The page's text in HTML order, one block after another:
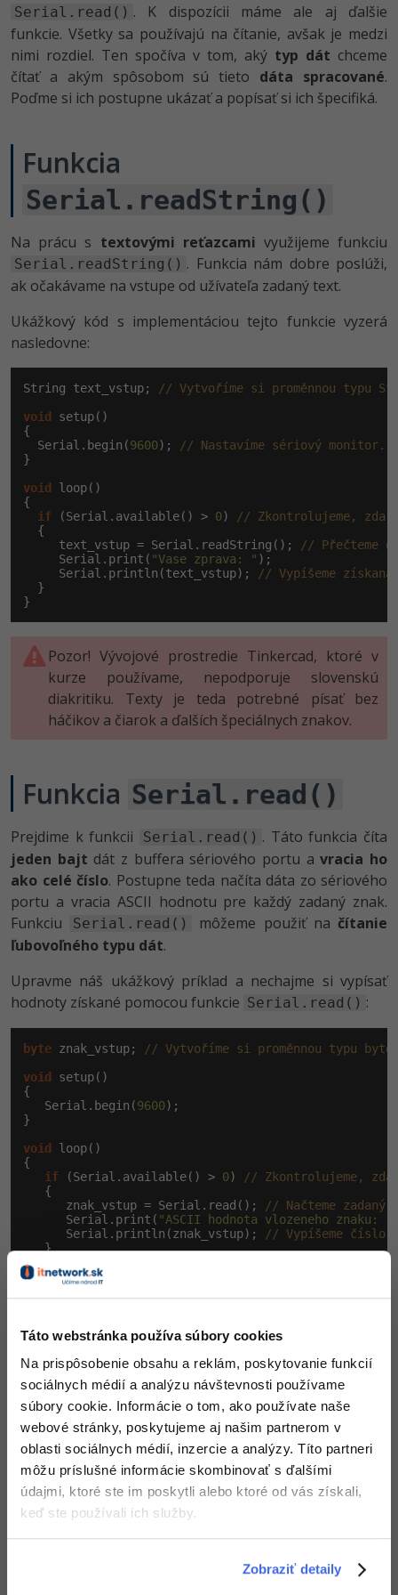
Táto webstránka používa súbory cookies
Na prispôsobenie obsahu a reklám, poskytovanie funkcií
sociálnych médií a analýzu návštevnosti používame
súbory cookie. Informácie o tom, ako používate naše
webové stránky, poskytujeme aj našim partnerom v
oblasti sociálnych médií, inzercie a analýzy. Títo partneri
môžu príslušné informácie skombinovať s ďalšími
údajmi, ktoré ste im poskytli alebo ktoré od vás získali,
keď ste používali ich služby.
Zobraziť detaily
Serial.read() . K dispozícii máme ale aj ďalšie
funkcie. Všetky sa používajú na čítanie, avšak je medzi
nimi rozdiel. Ten spočíva v tom, aký typ dát chceme
čítať a akým spôsobom sú tieto dáta spracované.
Poďme si ich postupne ukázať a popísať si ich špecifiká.
Funkcia
Serial.readString()
Na prácu s textovými reťazcami využijeme funkciu
Serial.readString() . Funkcia nám dobre poslúži,
ak očakávame na vstupe od užívateľa zadaný text.
Ukážkový kód s implementáciou tejto funkcie vyzerá
nasledovne:
String text_vstup;
// Vytvoříme si proměnnou typu
void
setup()
{
  Serial.begin(
9600);
// Nastavíme sériový monitor.
}
void
loop()
{
if (Serial.available() > 0)
// Zkontrolujeme, zda
  {
     text_vstup = Serial.readString();
// Přečteme
     Serial.print(
"Vase zprava: " );
     Serial.println(text_vstup);
// Vypíšeme
  }
}
Pozor! Vývojové prostredie Tinkercad, ktoré v
kurze používame, nepodporuje slovenskú
diakritiku. Texty je teda potrebné písať bez
háčikov a čiarok a ďalších špeciálnych znakov.
Funkcia Serial.read()
Prejdime k funkcii Serial.read() . Táto funkcia číta
jeden bajt dát z buffera sériového portu avracia ho
ako celé číslo. Postupne teda načíta dáta zo sériového
portu a vracia ASCII hodnotu pre každý zadaný znak.
Funkciu
Serial.read() môžeme použiť na čítanie
ľubovoľného typu dát.
Upravme náš ukážkový príklad a nechajme si vypísať
hodnoty získané pomocou funkcie Serial.read() :
byte znak_vstup;
// Vytvoříme si proměnnou typu
void
setup()
{
   Serial.begin(
9600);
}
void
loop()
{
if (Serial.available() > 0)
// Zkontrolujeme,
   {
      znak_vstup = Serial.read();
// Načteme zadaný
      Serial.print(
"ASCII hodnota vlozeneho znaku: "
      Serial.println(znak_vstup);
// Vypíšeme číslo
   }
}
hodnota 97 . To je hodnota znaku a ASCII kódovaní.
príklade zadať dlhší text, napr.
ahoj . Vidíme, že funkcia
Serial.read()
prejde postupne všetky znaky a
vypíše pod seba ich ASCII hodnoty.
Keby sme pomocou funkcie Serial.read()
načítali číselnú hodnotu, získame opäť jej ASCII
kód. Číslo 1 má hodnotu